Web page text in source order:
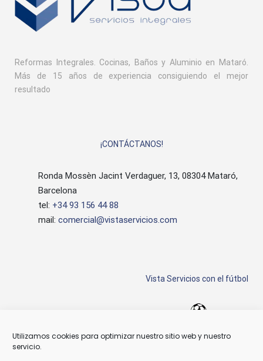
Utilizamos cookies para optimizar nuestro sitio web y nuestro
servicio.
Reformas Integrales. Cocinas, Baños y Aluminio en Mataró.
Más de 15 años de experiencia consiguiendo el mejor
resultado
¡CONTÁCTANOS!
Ronda Mossèn Jacint Verdaguer, 13, 08304 Mataró,
Barcelona
tel: +34 93 156 44 88
mail: comercial@vistaservicios.com
Vista Servicios con el fútbol